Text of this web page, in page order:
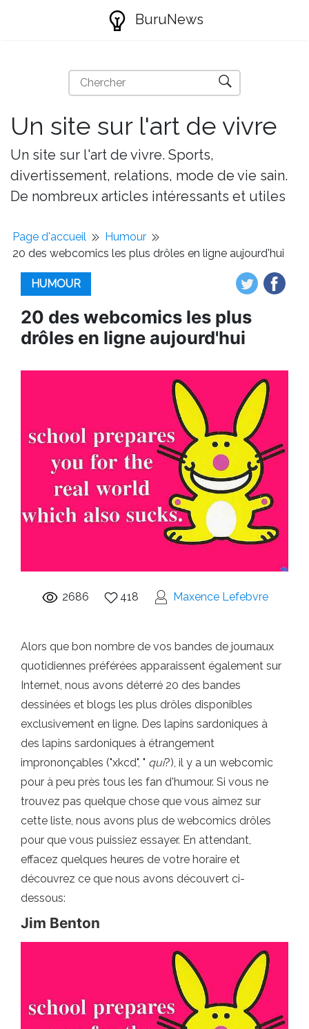
BuruNews
Un site sur l'art de vivre
Un site sur l'art de vivre. Sports,
divertissement, relations, mode de vie sain.
De nombreux articles intéressants et utiles
Page d'accueil
Humour
20 des webcomics les plus drôles en ligne aujourd'hui
HUMOUR
20 des webcomics les plus
drôles en ligne aujourd'hui
2686 418 Maxence Lefebvre
Alors que bon nombre de vos bandes de journaux
quotidiennes préférées apparaissent également sur
Internet, nous avons déterré 20 des bandes
dessinées et blogs les plus drôles disponibles
exclusivement en ligne. Des lapins sardoniques à
des lapins sardoniques à étrangement
imprononçables ("xkcd", " qui?), il y a un webcomic
pour à peu près tous les fan d'humour. Si vous ne
trouvez pas quelque chose que vous aimez sur
cette liste, nous avons plus de webcomics drôles
pour que vous puissiez essayer. En attendant,
effacez quelques heures de votre horaire et
découvrez ce que nous avons découvert ci-
dessous:
Jim Benton